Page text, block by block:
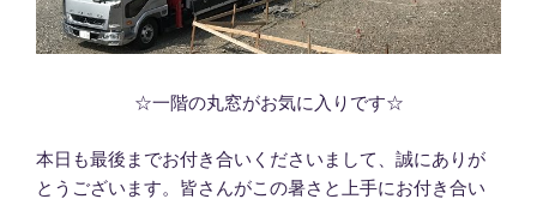
☆一階の丸窓がお気に入りです☆
本日も最後までお付き合いくださいまして、誠にありが
とうございます。皆さんがこの暑さと上手にお付き合い